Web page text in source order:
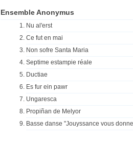
Ensemble Anonymus
Nu al'erst
Ce fut en mai
Non sofre Santa Maria
Septime estampie réale
Ductiae
Es fur ein pawr
Ungaresca
Propiñan de Melyor
Basse danse "Jouyssance vous